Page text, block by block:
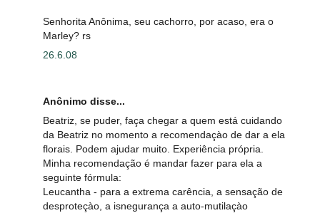
Senhorita Anônima, seu cachorro, por acaso, era o
Marley? rs
26.6.08
Anônimo disse...
Beatriz, se puder, faça chegar a quem está cuidando
da Beatriz no momento a recomendaçào de dar a ela
florais. Podem ajudar muito. Experiência própria.
Minha recomendação é mandar fazer para ela a
seguinte fórmula:
Leucantha - para a extrema carência, a sensação de
desproteçào, a isnegurança a auto-mutilaçào